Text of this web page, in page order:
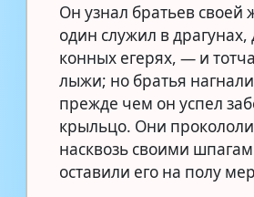
Он узнал братьев
один служил в драгунах,
конных егерях, — и
лыжи; но братья нагнали
прежде чем он успел
крыльцо. Они прокололи
насквозь своими
оставили его на полу